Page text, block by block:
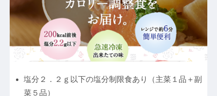
塩分２．２ｇ以下の塩分制限食あり（主菜１品＋副
菜５品）